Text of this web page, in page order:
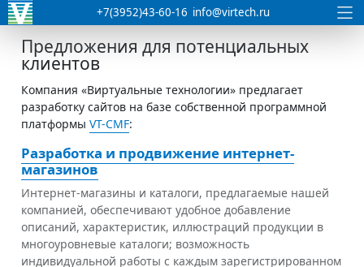
+7(3952)43-60-16 info@virtech.ru
Предложения для потенциальных
клиентов
Компания «Виртуальные технологии» предлагает
разработку сайтов на базе собственной программной
платформы VT-CMF:
Разработка и продвижение интернет-
магазинов
Интернет-магазины и каталоги, предлагаемые нашей
компанией, обеспечивают удобное добавление
описаний, характеристик, иллюстраций продукции в
многоуровневые каталоги; возможность
индивидуальной работы с каждым зарегистрированном